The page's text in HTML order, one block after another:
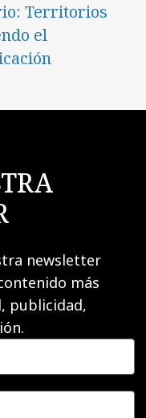
Territorios
el
newsletter
más
publicidad,